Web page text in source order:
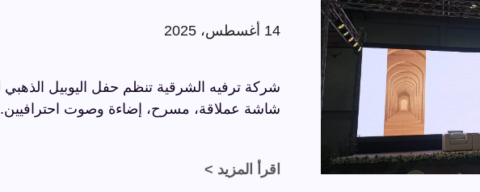
14 أغسطس، 2025
شاشة عملاقة، مسرح، إضاءة وصوت احترافيين.
اقرأ المزيد >